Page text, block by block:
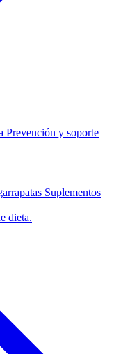
Prevención y soporte
Suplementos
dieta.